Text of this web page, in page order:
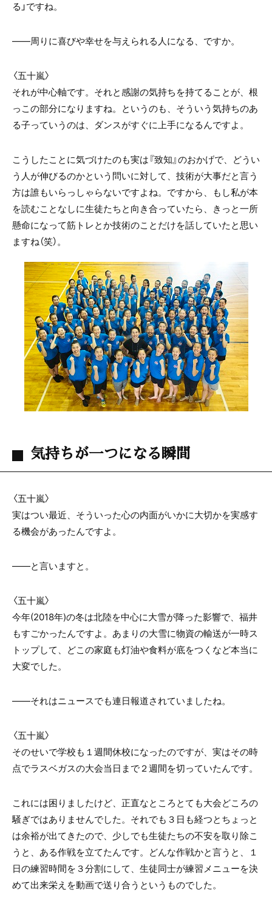
る」ですね。
――周りに喜びや幸せを与えられる人になる、ですか。
〈五十嵐〉
それが中心軸です。それと感謝の気持ちを持てることが、根
っこの部分になりますね。というのも、そういう気持ちのあ
る子っていうのは、ダンスがすぐに上手になるんですよ。
こうしたことに気づけたのも実は『致知』のおかげで、どうい
う人が伸びるのかという問いに対して、技術が大事だと言う
方は誰もいらっしゃらないですよね。ですから、もし私が本
を読むことなしに生徒たちと向き合っていたら、きっと一所
懸命になって筋トレとか技術のことだけを話していたと思い
ますね（笑）。
気持ちが一つになる瞬間
〈五十嵐〉
実はつい最近、そういった心の内面がいかに大切かを実感す
る機会があったんですよ。
――と言いますと。
〈五十嵐〉
今年(2018年)の冬は北陸を中心に大雪が降った影響で、福井
もすごかったんですよ。あまりの大雪に物資の輸送が一時ス
トップして、どこの家庭も灯油や食料が底をつくなど本当に
大変でした。
――それはニュースでも連日報道されていましたね。
〈五十嵐〉
そのせいで学校も１週間休校になったのですが、実はその時
点でラスベガスの大会当日まで２週間を切っていたんです。
これには困りましたけど、正直なところとても大会どころの
騒ぎではありませんでした。それでも３日も経つとちょっと
は余裕が出てきたので、少しでも生徒たちの不安を取り除こ
うと、ある作戦を立てたんです。どんな作戦かと言うと、１
日の練習時間を３分割にして、生徒同士が練習メニューを決
めて出来栄えを動画で送り合うというものでした。